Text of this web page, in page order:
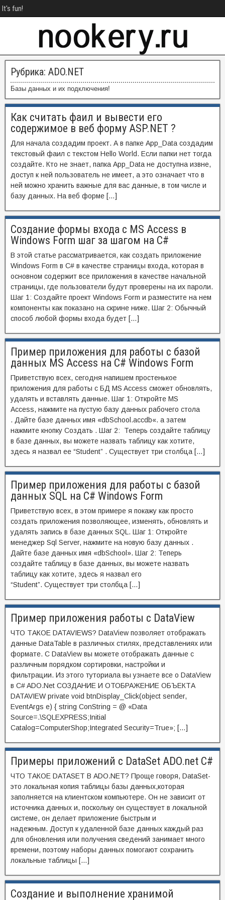
It's fun!
Рубрика: ADO.NET
Базы данных и их подключения!
Как считать фаил и вывести его
содержимое в веб форму ASP.NET ?
Для начала создадим проект. А в папке App_Data создадим
текстовый фаил с текстом Hello World. Если папки нет тогда
создайте. Кто не знает, папка App_Data не доступна извне,
доступ к ней пользователь не имеет, а это означает что в
ней можно хранить важные для вас данные, в том числе и
базу данных. На веб форме […]
Создание формы входа с MS Access в
Windows Form шаг за шагом на C#
В этой статье рассматривается, как создать приложение
Windows Form в C# в качестве страницы входа, которая в
основном содержит все приложения в качестве начальной
страницы, где пользователи будут проверены на их пароли.
Шаг 1: Создайте проект Windows Form и разместите на нем
компоненты как показано на скрине ниже. Шаг 2: Обычный
способ любой формы входа будет […]
Пример приложения для работы с базой
данных MS Access на C# Windows Form
Приветствую всех, сегодня напишем простенькое
приложения для работы с БД MS Access сможет обновлять,
удалять и вставлять данные. Шаг 1: Откройте MS
Access, нажмите на пустую базу данных рабочего стола
. Дайте базе данных имя «dbSchool.accdb«. а затем
нажмите кнопку Создать . Шаг 2: Теперь создайте таблицу
в базе данных, вы можете назвать таблицу как хотите,
здесь я назвал ее “Student” . Существует три столбца […]
Пример приложения для работы с базой
данных SQL на C# Windows Form
Приветствую всех, в этом примере я покажу как просто
создать приложения позволяющее, изменять, обновлять и
удалять запись в базе данных SQL. Шаг 1: Откройте
менеджер Sql Server, нажмите на новую базу данных .
Дайте базе данных имя «dbSchool». Шаг 2: Теперь
создайте таблицу в базе данных, вы можете назвать
таблицу как хотите, здесь я назвал его
“Student”. Существует три столбца […]
Пример приложения работы с DataView
ЧТО ТАКОЕ DATAVIEWS? DataView позволяет отображать
данные DataTable в различных стилях, представлениях или
формате. С DataView вы можете отображать данные с
различным порядком сортировки, настройки и
фильтрации. Из этого туториала вы узнаете все о DataView
в C# ADO.Net СОЗДАНИЕ И ОТОБРАЖЕНИЕ ОБЪЕКТА
DATAVIEW private void btnDisplay_Click(object sender,
EventArgs e) { string ConString = @ «Data
Source=.\SQLEXPRESS;Initial
Catalog=ComputerShop;Integrated Security=True»; […]
Примеры приложений с DataSet ADO.net С#
ЧТО ТАКОЕ DATASET В ADO.NET? Проще говоря, DataSet-
это локальная копия таблицы базы данных,которая
заполняется на клиентском компьютере. Он не зависит от
источника данных и, поскольку он существует в локальной
системе, он делает приложение быстрым и
надежным. Доступ к удаленной базе данных каждый раз
для обновления или получения сведений занимает много
времени, поэтому наборы данных помогают сохранить
локальные таблицы […]
Создание и выполнение хранимой